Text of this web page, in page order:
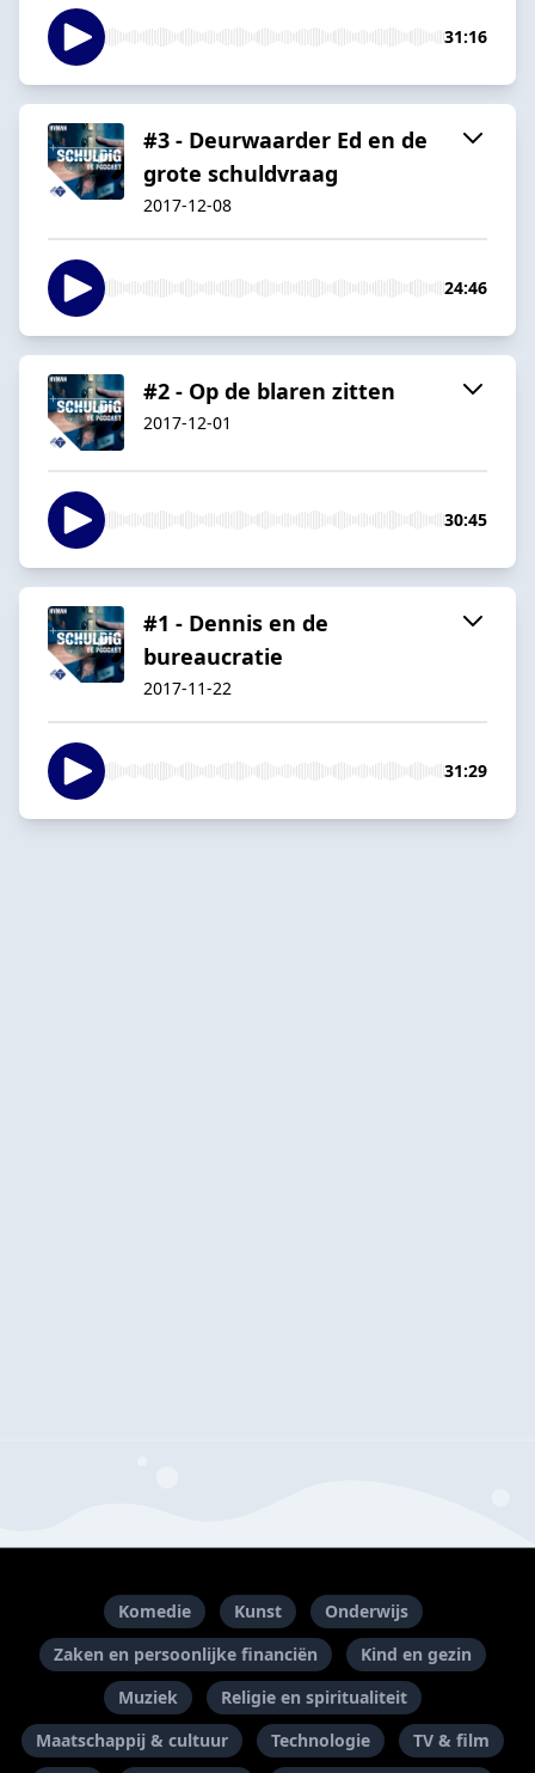
31:16
#3 - Deurwaarder Ed en de
grote schuldvraag
2017-12-08
24:46
#2 - Op de blaren zitten
2017-12-01
30:45
#1 - Dennis en de
bureaucratie
2017-11-22
31:29
Komedie Kunst
Onderwijs
Zaken en persoonlijke financiën
Kind en gezin
Muziek
Religie en spiritualiteit
Maatschappij & cultuur
Technologie
TV & film